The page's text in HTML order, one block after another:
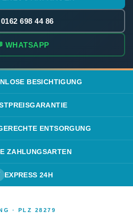
698 44 86
WHATSAPP
BESICHTIGUNG
ENTSORGUNG
ZAHLUNGSARTEN
EXPRESS 24H
· PLZ 28279